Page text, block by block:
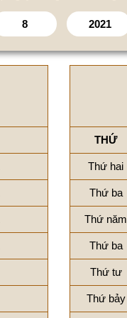
THỨ
Thứ hai
Thứ ba
Thứ năm
Thứ ba
Thứ tư
Thứ bảy